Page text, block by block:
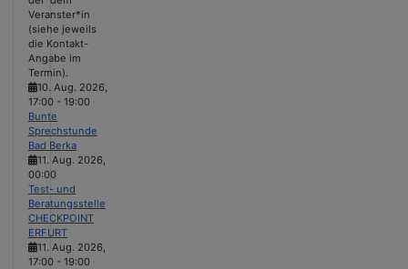
Veranster*in
(siehe jeweils
die Kontakt-
Angabe im
Termin).
10. Aug. 2026
17:00 - 19:00
Bunte
Sprechstunde
Bad Berka
11. Aug. 2026
00:00
Test- und
Beratungsstelle
CHECKPOINT
ERFURT
11. Aug. 2026
17:00 - 19:00